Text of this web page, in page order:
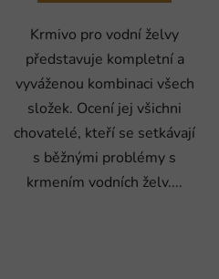
Krmivo pro vodní želvy
představuje kompletní a
vyváženou kombinaci všech
složek. Ocení jej všichni
chovatelé, kteří se setkávají
s běžnými problémy s
krmením vodních želv....